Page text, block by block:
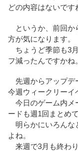
どの内容はないです
というか、前回か
方が気になります。
ちょうど季節も3
フ減ったんですかね。
先週からアップデ
今週ウィークリーイ
今日のゲーム内メ
ードも週1回まとめ
明らかにいろんな
よね。
来週で3月も終わ